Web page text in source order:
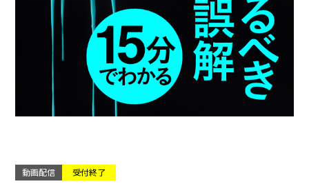
動画配信 受付終了